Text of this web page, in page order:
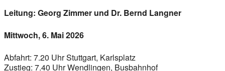
Leitung: Georg Zimmer und Dr. Bernd Langner
Mittwoch, 6. Mai 2026
Abfahrt: 7.20 Uhr Stuttgart, Karlsplatz
Zustieg: 7.40 Uhr Wendlingen, Busbahnhof